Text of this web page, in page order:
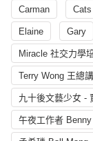
Carman Cats
Elaine Gary
Miracle 社交力學
Terry Wong 王總
九十後文藝少女 -
午夜工作者 Benny